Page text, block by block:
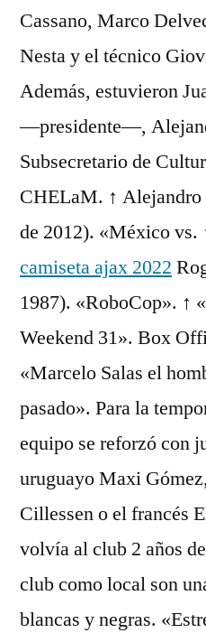
Cassano, Marco
Nesta y el técnico
Además, estuvieron
—presidente—,
Subsecretario de
CHELaM. ↑ Alejandro
de 2012). «México vs.
camiseta ajax 2022
1987). «RoboCop». ↑
Weekend 31». Box
«Marcelo Salas el
pasado». Para la
equipo se reforzó con
uruguayo Maxi
Cillessen o el francés
volvía al club 2 años
club como local son
blancas y negras.